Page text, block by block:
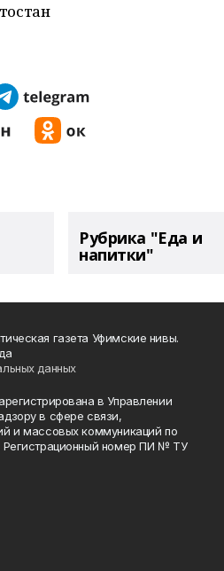
Рубрика "Еда и
напитки"
газета Уфимские нивы.
данных
в Управлении
в сфере связи,
и массовых коммуникаций по
Регистрационный номер ПИ № ТУ